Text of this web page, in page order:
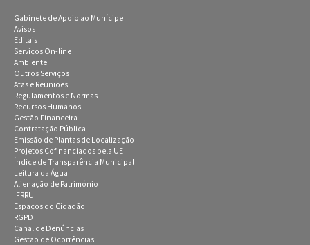
Gabinete de Apoio ao Munícipe
Avisos
Editais
Serviços On-line
Ambiente
Outros Serviços
Atas e Reuniões
Regulamentos e Normas
Recursos Humanos
Gestão Financeira
Contratação Pública
Emissão de Plantas de Localização
Projetos Cofinanciados pela UE
Índice de Transparência Municipal
Leitura da Água
Alienação de Património
IFRRU
Espaços do Cidadão
RGPD
Canal de Denúncias
Gestão de Ocorrências